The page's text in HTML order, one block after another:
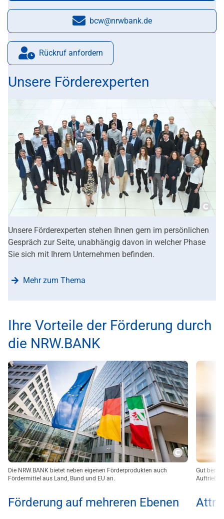
E-Mail:
bcw@nrwbank.de
Rückruf anfordern
Unsere Förderexperten
Unsere Förderexperten stehen Ihnen gern im persönlichen
Gespräch zur Seite, unabhängig davon in welcher Phase
Sie sich mit Ihrem Unternehmen befinden.
Mehr zum Thema
Ihre Vorteile der Förderung durch
die NRW.BANK
Copyright
Die NRW.BANK bietet neben eigenen Förderprodukten auch
Fördermittel aus Land, Bund und EU an.
Förderung auf mehreren Ebenen
Gut
Auftrieb.